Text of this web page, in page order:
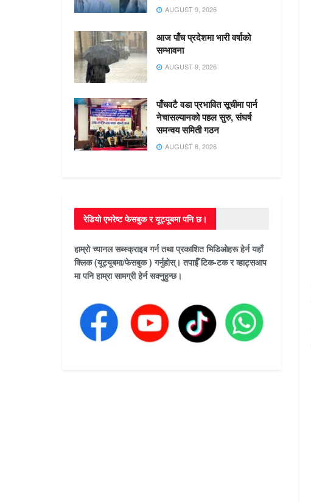
AUGUST 9, 2026
आज पाँच प्रदेशमा भारी वर्षाको
सम्भावना
AUGUST 9, 2026
पाँचवटै वडा प्रभावित सूचीमा पार्न
नेचासल्यानको पहल सुरु, संघर्ष
समन्वय समिती गठन
AUGUST 8, 2026
रेडियो एभरेष्ट फेसबुक र यूट्यूबमा पनि छ।
हाम्रो च्यानल सब्स्क्राइब गर्न तथा प्रकाशित भिडिओहरू हेर्न यहाँ
क्लिक (यूट्यूबमा/फेसबुक ) गर्नुहोस्। तपाईँ टिक-टक र व्हाट्सआप
मा पनि हाम्रा सामग्री हेर्न सक्नुहुन्छ।